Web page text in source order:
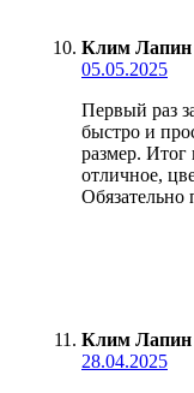
Клим Лапин
05.05.2025
Первый раз
быстро и
размер. Итог
отличное,
Обязательно
Клим Лапин
28.04.2025